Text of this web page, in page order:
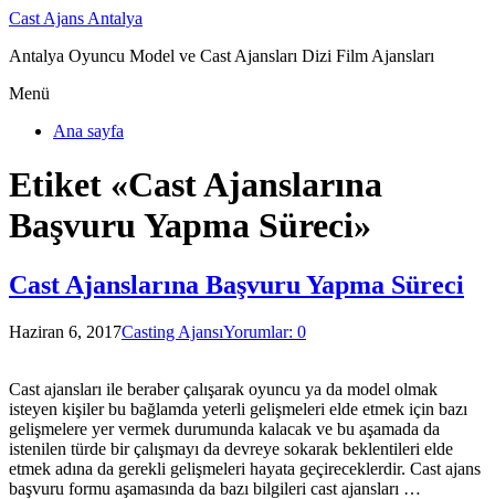
Cast Ajans Antalya
Antalya Oyuncu Model ve Cast Ajansları Dizi Film Ajansları
Menü
Ana sayfa
Etiket «Cast Ajanslarına
Başvuru Yapma Süreci»
Cast Ajanslarına Başvuru Yapma Süreci
Haziran 6, 2017Casting AjansıYorumlar: 0
Cast ajansları ile beraber çalışarak oyuncu ya da model olmak
isteyen kişiler bu bağlamda yeterli gelişmeleri elde etmek için bazı
gelişmelere yer vermek durumunda kalacak ve bu aşamada da
istenilen türde bir çalışmayı da devreye sokarak beklentileri elde
etmek adına da gerekli gelişmeleri hayata geçireceklerdir. Cast ajans
başvuru formu aşamasında da bazı bilgileri cast ajansları …